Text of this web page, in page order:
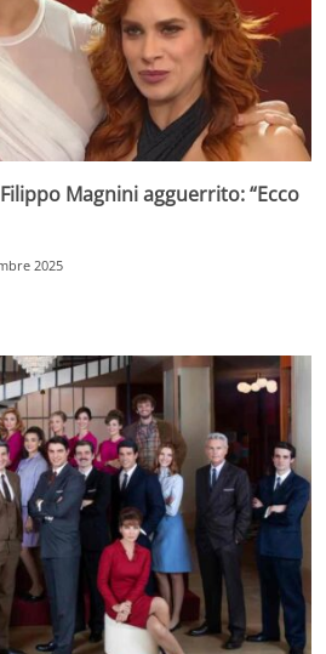
Magnini agguerrito: “Ecco
2025